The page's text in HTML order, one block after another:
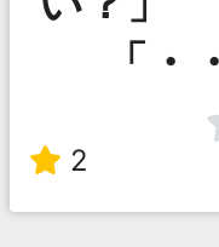
「・
2